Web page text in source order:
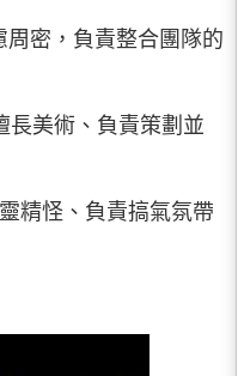
密，負責整合團隊的
長美術、負責策劃並
精怪、負責搞氣氛帶